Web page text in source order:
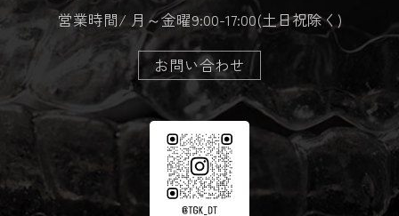
営業時間/ 月～金曜9:00-17:00(土日祝除く)
お問い合わせ